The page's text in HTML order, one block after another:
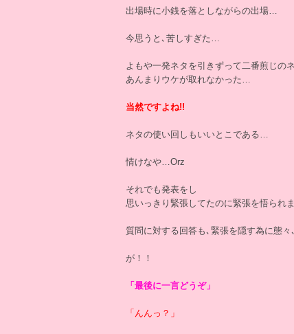
出場時に小銭を落としながらの出場…
今思うと､苦しすぎた…
よもや一発ネタを引きずって二番煎じの
あんまりウケが取れなかった…
当然ですよね!!
ネタの使い回しもいいとこである…
情けなや…Orz
それでも発表をし
思いっきり緊張してたのに緊張を悟られ
質問に対する回答も､緊張を隠す為に態
が！！
「最後に一言どうぞ」
「んんっ？」